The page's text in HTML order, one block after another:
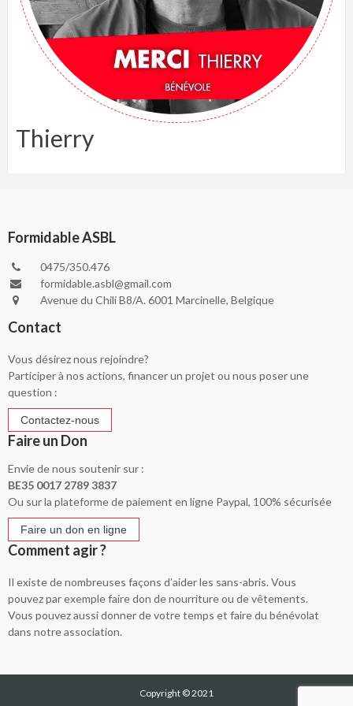
Thierry
Formidable ASBL
0475/350.476
formidable.asbl@gmail.com
Avenue du Chili B8/A. 6001 Marcinelle, Belgique
Contact
Vous désirez nous rejoindre?
Participer à nos actions, financer un projet ou nous poser une
question :
Faire un Don
Envie de nous soutenir sur :
BE35 0017 2789 3837
Ou sur la plateforme de paiement en ligne Paypal, 100% sécurisée
Comment agir ?
Il existe de nombreuses façons d’aider les sans-abris. Vous
pouvez par exemple faire don de nourriture ou de vêtements.
Vous pouvez aussi donner de votre temps et faire du bénévolat
dans notre association.
Copyright © 2021